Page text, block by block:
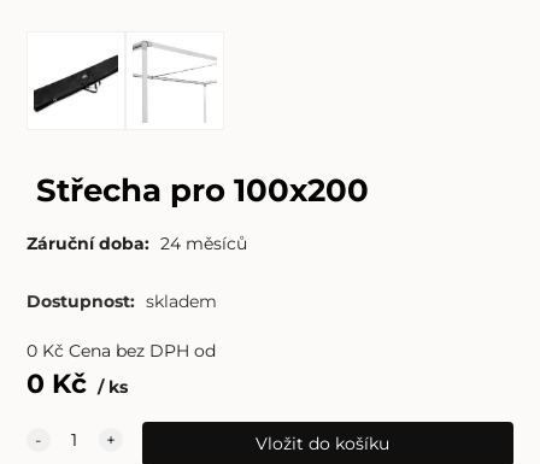
Střecha pro 100x200
Záruční doba: 24 měsíců
Dostupnost: skladem
0Kč Cena bez DPH od
0 Kč ks